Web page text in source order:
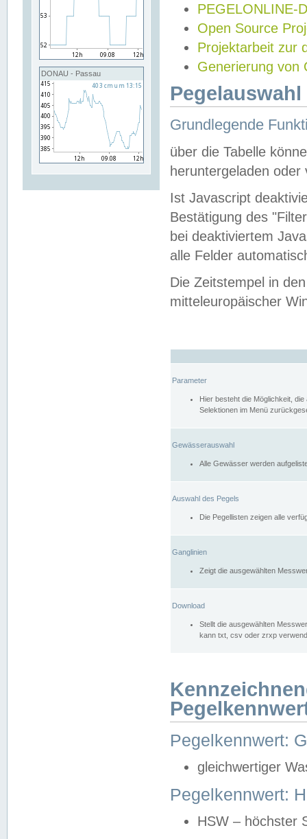
DONAU - Passau
PEGELONLINE-
Open Source
Projektarbeit zur
Generierung von
Grundlegende
über die Tabelle
heruntergeladen oder
Ist Javascript
Bestätigung des
bei deaktiviertem
alle Felder
Die Zeitstempel in
mitteleuropäischer
Parameter
Hier besteht die Möglichkeit,
Selektionen im Menü
Gewässerauswahl
Alle Gewässer werden
Auswahl des Pegels
Die Pegellisten zeigen alle
Ganglinien
Zeigt die ausgewählten
Download
Stellt die ausgewählten
kann txt, csv oder zrxp
Pegelkennwert:
gleichwertiger
Pegelkennwert:
HSW – höchster